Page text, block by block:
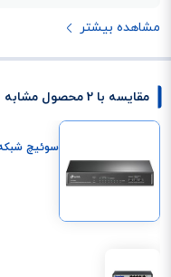
مشاهده بیشتر
مقایسه با 2 محصول مشابه
سوئیچ شبکه 8 پورت تی پی لینک مدل TL-SF1008P